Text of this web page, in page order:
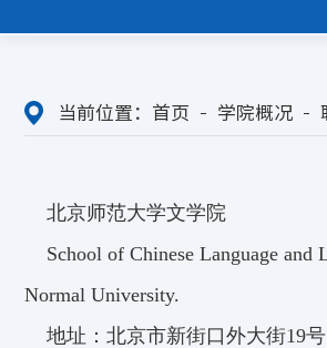
当前位置： 首页 学院概况
北京师范大学文学院
School of Chinese Language and
Normal University.
地址：北京市新街口外大街19号